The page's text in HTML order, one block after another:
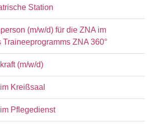
Station
(m/w/d) für die ZNA im
Traineeprogramms ZNA 360°
(m/w/d)
Kreißsaal
Pflegedienst